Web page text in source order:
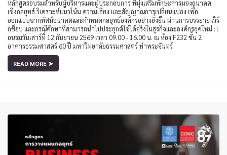
หลักสูตรอบรมสำหรับผู้บริหารและผู้ประกอบการ ที่มุ่งเสริมทักษะการมองอนาคต
เชิงกลยุทธ์ วิเคราะห์แนวโน้ม ความเสี่ยง และสัญญาณการเปลี่ยนแปลง เพื่อ
ออกแบบฉากทัศน์อนาคตและกำหนดกลยุทธ์องค์กรอย่างยั่งยืน ผ่านการบรรยาย เวิร์
กช็อป และกรณีศึกษาที่สามารถนำไปประยุกต์ใช้ได้จริงในธุรกิจและองค์กรยุคใหม่ : :
อบรมวันเสาร์ที่ 12 กันยายน 2569 เวลา 09.00 - 16.00 น. ณ ห้อง F232 ชั้น 2
อาคารธรรมศาสตร์ 60 ปี มหาวิทยาลัยธรรมศาสตร์ ท่าพระจันทร์
READ MORE ➤